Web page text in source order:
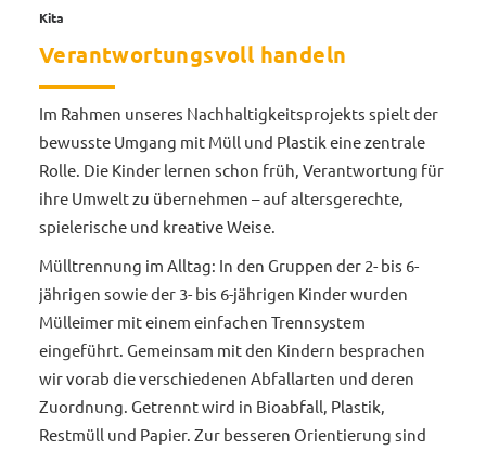
Kita
Verantwortungsvoll handeln
Im Rahmen unseres Nachhaltigkeitsprojekts spielt der
bewusste Umgang mit Müll und Plastik eine zentrale
Rolle. Die Kinder lernen schon früh, Verantwortung für
ihre Umwelt zu übernehmen – auf altersgerechte,
spielerische und kreative Weise.
Mülltrennung im Alltag: In den Gruppen der 2- bis 6-
jährigen sowie der 3- bis 6-jährigen Kinder wurden
Mülleimer mit einem einfachen Trennsystem
eingeführt. Gemeinsam mit den Kindern besprachen
wir vorab die verschiedenen Abfallarten und deren
Zuordnung. Getrennt wird in Bioabfall, Plastik,
Restmüll und Papier. Zur besseren Orientierung sind